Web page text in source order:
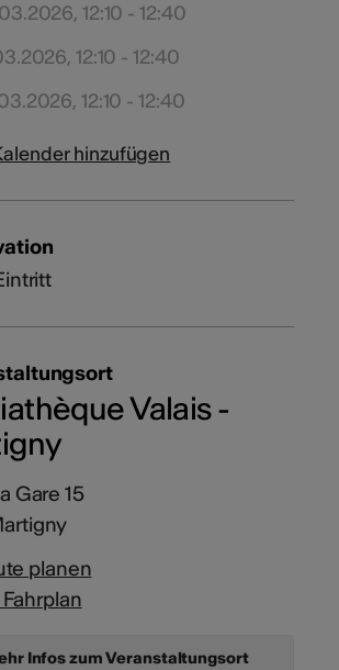
12:10 - 12:40
12:10 - 12:40
12:10 - 12:40
hinzufügen
Valais -
Gare 15
planen
Infos zum Veranstaltungsort